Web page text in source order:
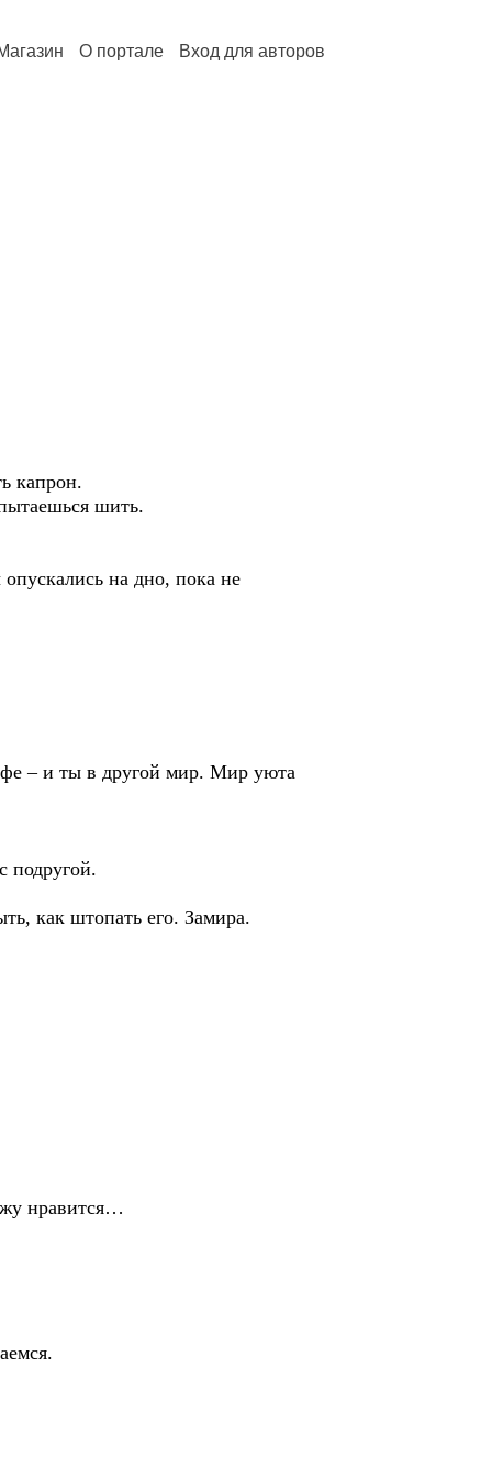
О портале Вход для авторов
капрон.
шить.
на дно, пока не
– и ты в другой мир. Мир уюта
подругой.
как штопать его. Замира.
нравится…